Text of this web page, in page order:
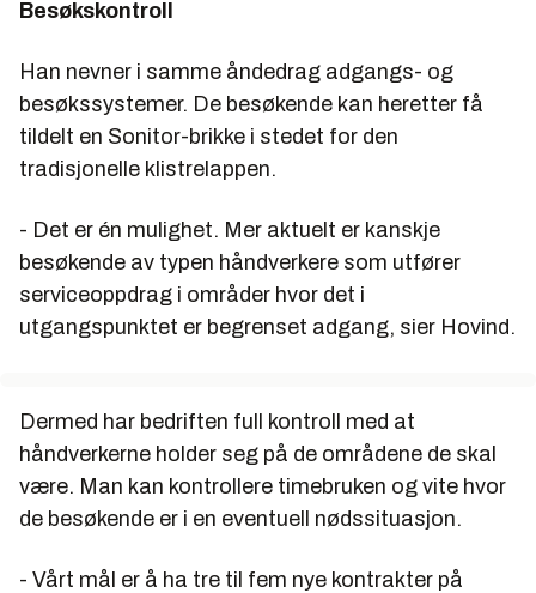
Besøkskontroll
Han nevner i samme åndedrag adgangs- og
besøkssystemer. De besøkende kan heretter få
tildelt en Sonitor-brikke i stedet for den
tradisjonelle klistrelappen.
- Det er én mulighet. Mer aktuelt er kanskje
besøkende av typen håndverkere som utfører
serviceoppdrag i områder hvor det i
utgangspunktet er begrenset adgang, sier Hovind.
Dermed har bedriften full kontroll med at
håndverkerne holder seg på de områdene de skal
være. Man kan kontrollere timebruken og vite hvor
de besøkende er i en eventuell nødssituasjon.
- Vårt mål er å ha tre til fem nye kontrakter på